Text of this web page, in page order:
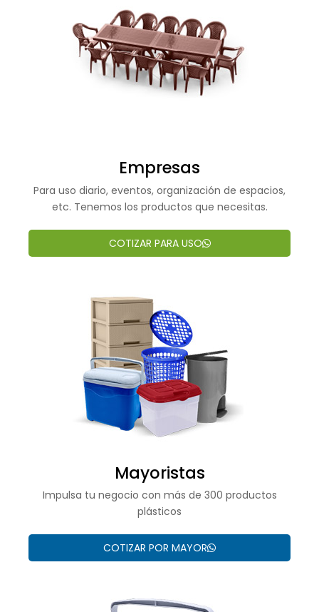
Empresas
Para uso diario, eventos, organización de espacios,
etc. Tenemos los productos que necesitas.
COTIZAR PARA USO
Mayoristas
Impulsa tu negocio con más de 300 productos
plásticos
COTIZAR POR MAYOR